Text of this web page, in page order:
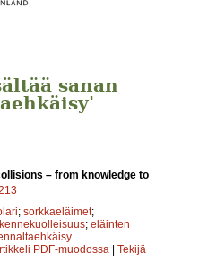
sanan
– from knowledge to
; sorkkaeläimet;
; eläinten
PDF-muodossa | Tekijä